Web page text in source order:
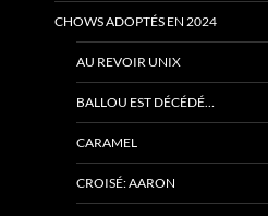
CHOWS ADOPTÉS EN 2024
AU REVOIR UNIX
BALLOU EST DÉCÉDÉ…
CARAMEL
CROISÉ: AARON